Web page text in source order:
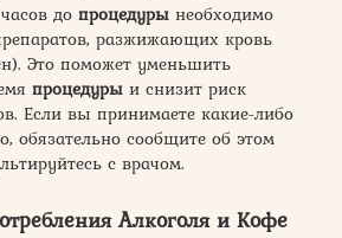
до процедуры необходимо
разжижающих кровь
Это поможет уменьшить
процедуры и снизит риск
Если вы принимаете какие-либо
обязательно сообщите об этом
с врачом.
Алкоголя и Кофе